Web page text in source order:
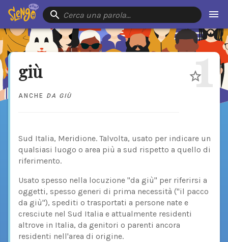
Cerca una parola…
giù
ANCHE DA GIÙ 1
Sud Italia, Meridione. Talvolta, usato per indicare un
qualsiasi luogo o area più a sud rispetto a quello di
riferimento.
Usato spesso nella locuzione "da giù" per riferirsi a
oggetti, spesso generi di prima necessità ("il pacco
da giù"), spediti o trasportati a persone nate e
cresciute nel Sud Italia e attualmente residenti
altrove in Italia, da genitori o parenti ancora
residenti nell'area di origine.